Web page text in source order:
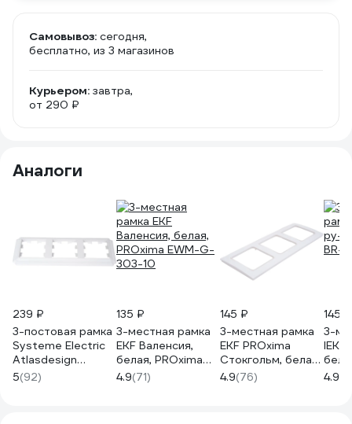
Самовывоз: сегодня,
бесплатно, из 3 магазинов
Курьером: завтра,
от 290 ₽
Аналоги
239 ₽
3-постовая рамка
Systeme Electric
Atlasdesign
antique,
универсальная,
5(92)
135 ₽
3-местная рамка
EKF Валенсия,
белая, PROxima
EWM-G-303-10
4.9(71)
145 ₽
3-местная рамка
EKF PROxima
Стокгольм, белая
EZM-G-302-20
4.9(76)
145 ₽
3-
IEK
K01
4.9